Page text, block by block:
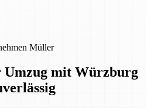
Müller
Umzug mit Würzburg